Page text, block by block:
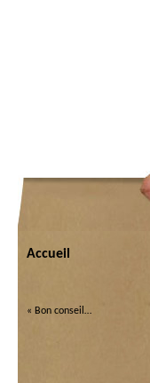
Accueil
« Bon conseil…